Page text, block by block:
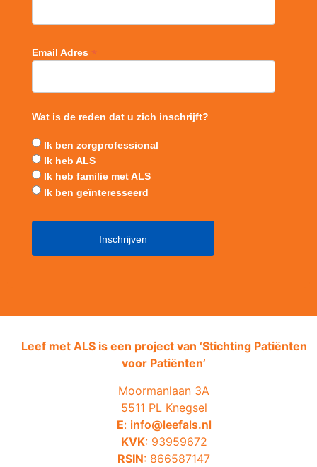
Email Adres *
Wat is de reden dat u zich inschrijft?
Ik ben zorgprofessional
Ik heb ALS
Ik heb familie met ALS
Ik ben geïnteresseerd
Leef met ALS is een project van ‘Stichting Patiënten
voor Patiënten’
Moormanlaan 3A
5511 PL Knegsel
E: info@leefals.nl
KVK: 93959672
RSIN: 866587147